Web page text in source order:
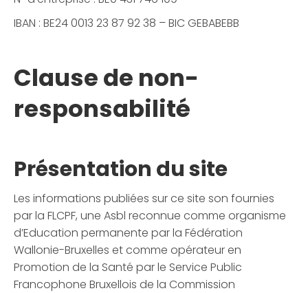
IBAN : BE24 0013 23 87 92 38 – BIC GEBABEBB
Clause de non-
responsabilité
Présentation du site
Les informations publiées sur ce site son fournies
par la FLCPF, une Asbl reconnue comme organisme
d’Education permanente par la Fédération
Wallonie-Bruxelles et comme opérateur en
Promotion de la Santé par le Service Public
Francophone Bruxellois de la Commission